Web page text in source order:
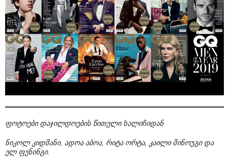
ფოტოები დაჯილდოების წითელი ხალიჩიდან
ნიკოლ კიდმანი, ადოა აბოა, რიტა ორტა, კაილი მინოუგი და
ელ ფენინგი.